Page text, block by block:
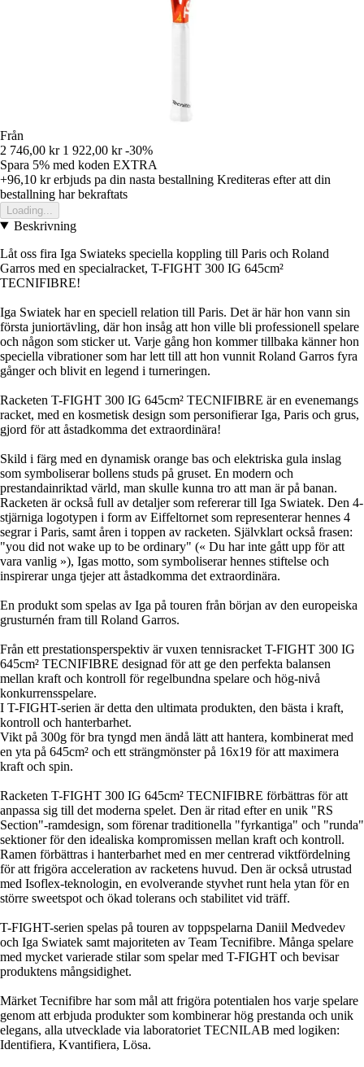
Från
2 746,00 kr 1 922,00 kr -30%
Spara 5% med koden EXTRA
+96,10 krerbjuds pa din nasta bestallning Krediteras efter att din
bestallning har bekraftats
Loading...
Beskrivning
Låt oss fira Iga Swiateks speciella koppling till Paris och Roland
Garros med en specialracket, T-FIGHT 300 IG 645cm²
TECNIFIBRE!
Iga Swiatek har en speciell relation till Paris. Det är här hon vann sin
första juniortävling, där hon insåg att hon ville bli professionell spelare
och någon som sticker ut. Varje gång hon kommer tillbaka känner hon
speciella vibrationer som har lett till att hon vunnit Roland Garros fyra
gånger och blivit en legend i turneringen.
Racketen T-FIGHT 300 IG 645cm² TECNIFIBRE är en evenemangs
racket, med en kosmetisk design som personifierar Iga, Paris och grus,
gjord för att åstadkomma det extraordinära!
Skild i färg med en dynamisk orange bas och elektriska gula inslag
som symboliserar bollens studs på gruset. En modern och
prestandainriktad värld, man skulle kunna tro att man är på banan.
Racketen är också full av detaljer som refererar till Iga Swiatek. Den 4-
stjärniga logotypen i form av Eiffeltornet som representerar hennes 4
segrar i Paris, samt åren i toppen av racketen. Självklart också frasen:
"you did not wake up to be ordinary" (« Du har inte gått upp för att
vara vanlig »), Igas motto, som symboliserar hennes stiftelse och
inspirerar unga tjejer att åstadkomma det extraordinära.
En produkt som spelas av Iga på touren från början av den europeiska
grusturnén fram till Roland Garros.
Från ett prestationsperspektiv är vuxen tennisracket T-FIGHT 300 IG
645cm² TECNIFIBRE designad för att ge den perfekta balansen
mellan kraft och kontroll för regelbundna spelare och hög-nivå
konkurrensspelare.
I T-FIGHT-serien är detta den ultimata produkten, den bästa i kraft,
kontroll och hanterbarhet.
Vikt på 300g för bra tyngd men ändå lätt att hantera, kombinerat med
en yta på 645cm² och ett strängmönster på 16x19 för att maximera
kraft och spin.
Racketen T-FIGHT 300 IG 645cm² TECNIFIBRE förbättras för att
anpassa sig till det moderna spelet. Den är ritad efter en unik "RS
Section"-ramdesign, som förenar traditionella "fyrkantiga" och "runda"
sektioner för den idealiska kompromissen mellan kraft och kontroll.
Ramen förbättras i hanterbarhet med en mer centrerad viktfördelning
för att frigöra acceleration av racketens huvud. Den är också utrustad
med Isoflex-teknologin, en evolverande styvhet runt hela ytan för en
större sweetspot och ökad tolerans och stabilitet vid träff.
T-FIGHT-serien spelas på touren av toppspelarna Daniil Medvedev
och Iga Swiatek samt majoriteten av Team Tecnifibre. Många spelare
med mycket varierade stilar som spelar med T-FIGHT och bevisar
produktens mångsidighet.
Märket Tecnifibre har som mål att frigöra potentialen hos varje spelare
genom att erbjuda produkter som kombinerar hög prestanda och unik
elegans, alla utvecklade via laboratoriet TECNILAB med logiken:
Identifiera, Kvantifiera, Lösa.